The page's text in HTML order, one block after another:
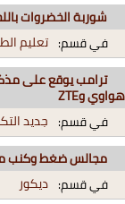
شوربة الخضروات
في قسم: تعليم
ترامب يوقع على
هواوي وZTE
في قسم: جديد
مجالس ضغط وكنب
في قسم: ديكور